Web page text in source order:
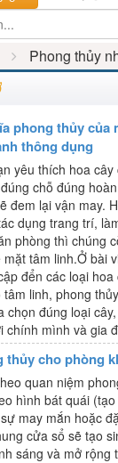
Phong thủy
phong thủy của
thông dụng
yêu thích hoa
chỗ đúng
đem lại vận may.
dụng trang trí,
phòng thì chúng
mặt tâm linh.Ở bài
đển các loại
tâm linh, phong
chọn đúng loại
chính mình và gia
thủy cho phòng
quan niệm
hình bát quái
may mắn hoặc
cửa sổ sẽ tạo
sáng và mở rộng